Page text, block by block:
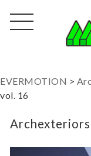
EVERMOTION >
vol. 16